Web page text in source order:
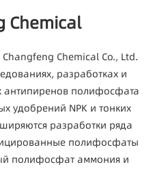
Chemical
Chemical Co., Ltd.
разработках и
антипиренов полифосфата
удобрений NPK и тонких
разработки ряда
полифосфаты
полифосфат аммония и